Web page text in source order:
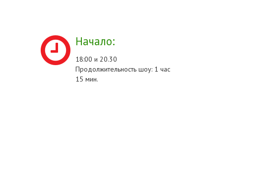
Начало:
18:00 и 20.30
Продолжительность шоу: 1 час
15 мин.